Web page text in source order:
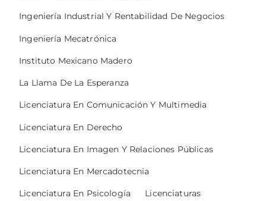
Ingeniería Industrial Y Rentabilidad De Negocios
Ingeniería Mecatrónica
Instituto Mexicano Madero
La Llama De La Esperanza
Licenciatura En Comunicación Y Multimedia
Licenciatura En Derecho
Licenciatura En Imagen Y Relaciones Públicas
Licenciatura En Mercadotecnia
Licenciatura En Psicología Licenciaturas